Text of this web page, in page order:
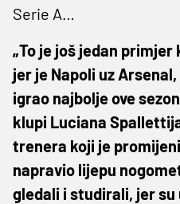
Serie A…
„To je još jedan
jer je Napoli uz
igrao najbolje ove
klupi Luciana
trenera koji je
napravio lijepu
gledali i studirali, jer su